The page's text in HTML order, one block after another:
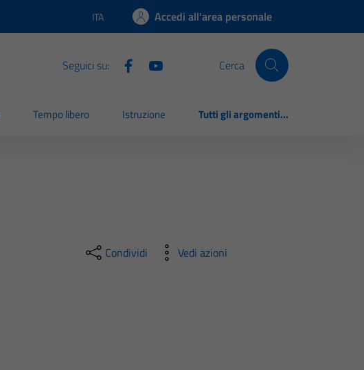
Lingua attiva:
ITA Accedi all'area personale
Seguici su: Cerca
Tempo libero Istruzione Tutti gli argomenti...
Condividi Vedi azioni